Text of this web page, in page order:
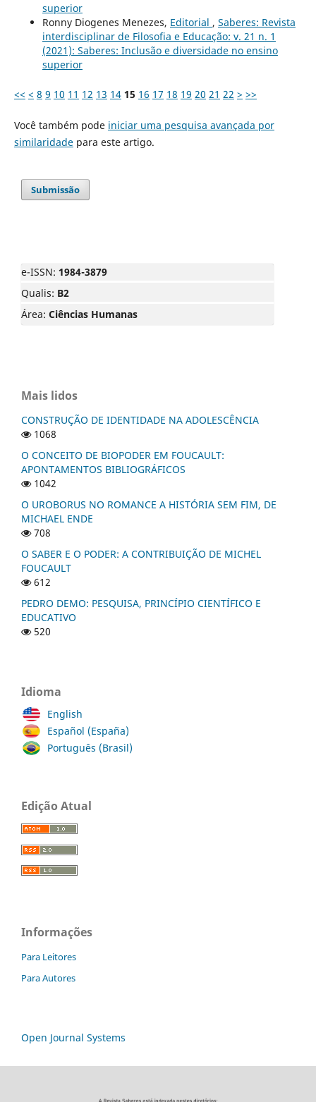
superior
Ronny Diogenes Menezes, Editorial , Saberes: Revista
interdisciplinar de Filosofia e Educação: v. 21 n. 1
(2021): Saberes: Inclusão e diversidade no ensino
superior
<< < 8 9 10 11 12 13 14 15 16 17 18 19 20 21 22 > >>
Você também pode iniciar uma pesquisa avançada por
similaridadepara este artigo.
Submissão
e-ISSN: 1984-3879
Qualis: B2
Área: Ciências Humanas
Mais lidos
CONSTRUÇÃO DE IDENTIDADE NA ADOLESCÊNCIA
1068
O CONCEITO DE BIOPODER EM FOUCAULT:
APONTAMENTOS BIBLIOGRÁFICOS
1042
O UROBORUS NO ROMANCE A HISTÓRIA SEM FIM, DE
MICHAEL ENDE
708
O SABER E O PODER: A CONTRIBUIÇÃO DE MICHEL
FOUCAULT
612
PEDRO DEMO: PESQUISA, PRINCÍPIO CIENTÍFICO E
EDUCATIVO
520
Idioma
English
Español (España)
Português (Brasil)
Edição Atual
Informações
Para Leitores
Para Autores
Open Journal Systems